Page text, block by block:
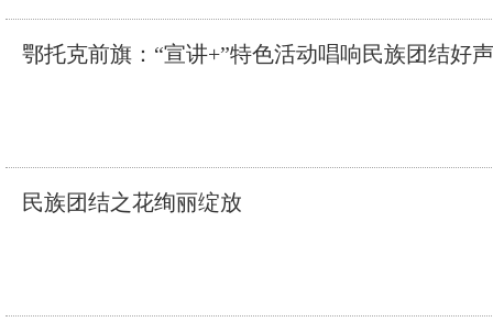
鄂托克前旗：“宣讲+”特色活动唱响民族团结好
民族团结之花绚丽绽放